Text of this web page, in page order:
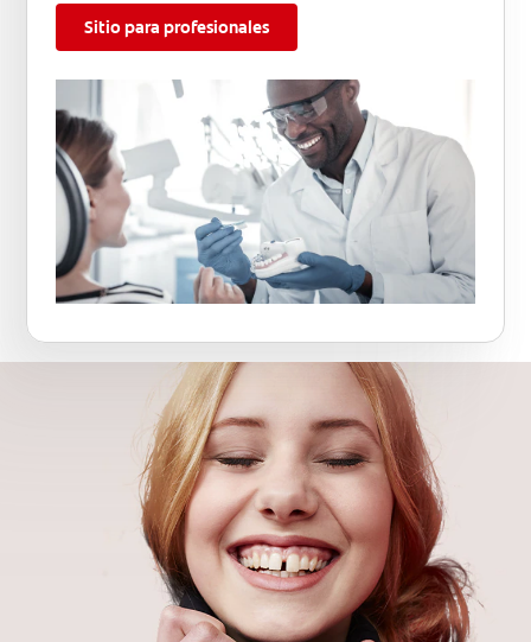
Sitio para profesionales